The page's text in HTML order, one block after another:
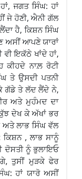
ਜਗਤ ਸਿੰਘ: ਹਾਂ
ਜੇ ਹੋਣੀ, ਐਨੀ ਗੱਲ
ਹੈ, ਕਿਸ਼ਨ ਸਿੰਘ
ਅਸੀਂ ਆਪਣੇ ਯਾਰਾਂ
ਵੀ ਇਕੱਠੇ ਖਾਂਦੇ ਹਾਂ,
ਕੀਹਦੇ ਨਾਲ਼ ਰੋਟੀ
ਤੇ ਉਸਦੀ ਪਤਨੀ
ਗੱਡੇ ਤੇ ਲੱਦ ਲੈਂਦੇ ਨੇ,
ਅਤੇ ਮੁਹੰਮਦ ਦਾ
ਦੇਖ ਕੇ ਅੱਖਾਂ ਭਰ
ਲਾਭ ਸਿੰਘ ਵੱਲ
, ਲਾਭ ਸਾਨੂੰ
ਦੋਸਤੀ ਨੂੰ ਭੁਲਾਇਓ
ਤੁਸੀਂ ਮੁੜਕੇ ਫੇਰ
ਹਾਂ ਯਾਰੋ ਅਸੀਂ